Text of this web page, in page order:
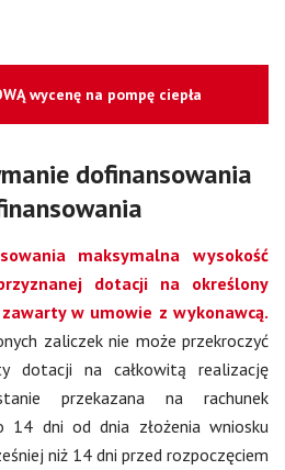
wycenę na pompę ciepła
dofinansowania
maksymalna wysokość
dotacji na określony
w umowie z wykonawcą.
zaliczek nie może przekroczyć
dotacji na całkowitą realizację
przekazana na rachunek
14 dni od dnia złożenia wniosku
niż 14 dni przed rozpoczęciem